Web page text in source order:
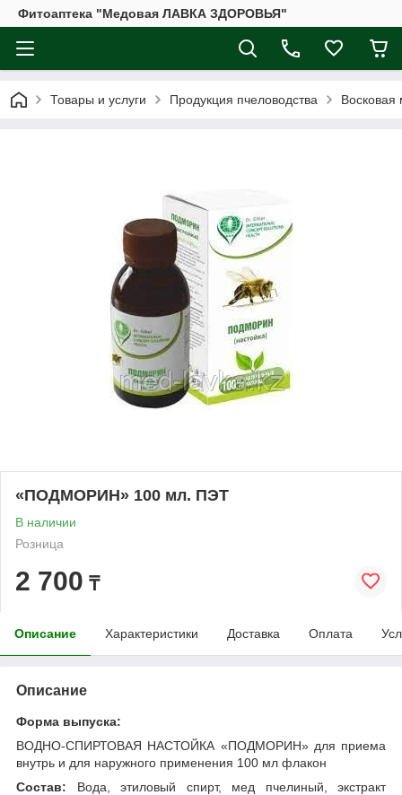
Фитоаптека "Медовая ЛАВКА ЗДОРОВЬЯ"
Товары и услуги Продукция пчеловодства
«ПОДМОРИН» 100 мл. ПЭТ
В наличии
Розница
2 700 ₸
Описание Характеристики Доставка Оплата
Описание
Форма выпуска:
ВОДНО-СПИРТОВАЯ НАСТОЙКА «ПОДМОРИН» для приема
внутрь и для наружного применения 100 мл флакон
Состав: Вода, этиловый спирт, мед пчелиный, экстракт